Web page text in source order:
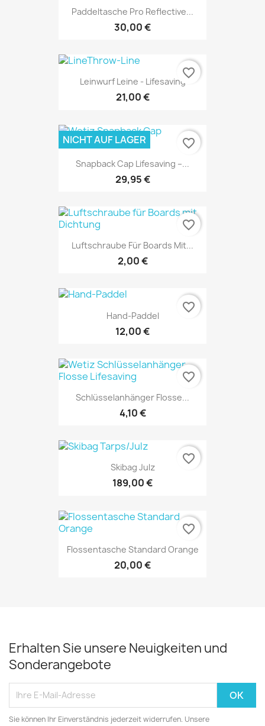
Paddeltasche Pro Reflective...
30,00 €
Leinwurf Leine - Lifesaving
21,00 €
favorite_border
Snapback Cap Lifesaving –...
29,95 €
NICHT AUF LAGER favorite_border
Luftschraube Für Boards Mit...
2,00 €
favorite_border
Hand-Paddel
12,00 €
favorite_border
Schlüsselanhänger Flosse...
4,10 €
favorite_border
Skibag Julz
189,00 €
favorite_border
Flossentasche Standard Orange
20,00 €
favorite_border
Erhalten Sie unsere Neuigkeiten und
Sonderangebote
Sie können Ihr Einverständnis jederzeit widerrufen. Unsere